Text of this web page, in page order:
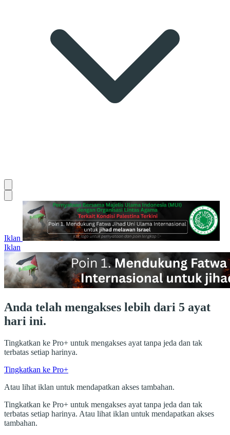
Iklan
Iklan
Anda telah mengakses lebih dari 5 ayat
hari ini.
Tingkatkan ke Pro+ untuk mengakses ayat tanpa jeda dan tak
terbatas setiap harinya.
Tingkatkan ke Pro+
Atau lihat iklan untuk mendapatkan akses tambahan.
Tingkatkan ke Pro+ untuk mengakses ayat tanpa jeda dan tak
terbatas setiap harinya. Atau lihat iklan untuk mendapatkan akses
tambahan.